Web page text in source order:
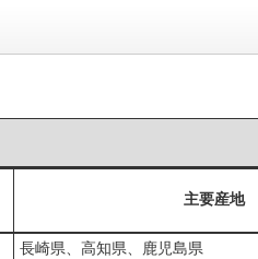
主要産地
長崎県、高知県、鹿児島県